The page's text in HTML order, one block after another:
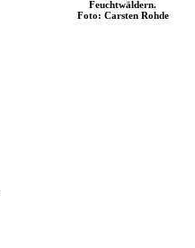
Feuchtwäldern.
Foto: Carsten Rohde